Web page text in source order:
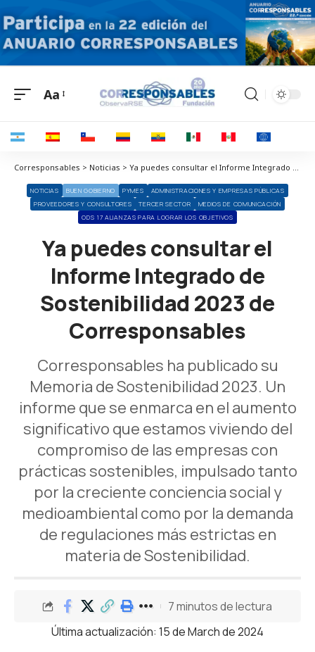
Aa
Corresponsables > Noticias > Ya puedes consultar el Informe Integrado de Sostenibilidad 2023 de Corresponsables
NOTICIAS BUEN GOBIERNO PYMES
ADMINISTRACIONES Y EMPRESAS PÚBLICAS
PROVEEDORES Y CONSULTORES
TERCER SECTOR
MEDIOS DE COMUNICACIÓN
ODS 17 ALIANZAS PARA LOGRAR LOS OBJETIVOS
Ya puedes consultar el
Informe Integrado de
Sostenibilidad 2023 de
Corresponsables
Corresponsables ha publicado su
Memoria de Sostenibilidad 2023. Un
informe que se enmarca en el aumento
significativo que estamos viviendo del
compromiso de las empresas con
prácticas sostenibles, impulsado tanto
por la creciente conciencia social y
medioambiental como por la demanda
de regulaciones más estrictas en
materia de Sostenibilidad.
Última actualización: 15 de March de 2024
7 minutos de lectura